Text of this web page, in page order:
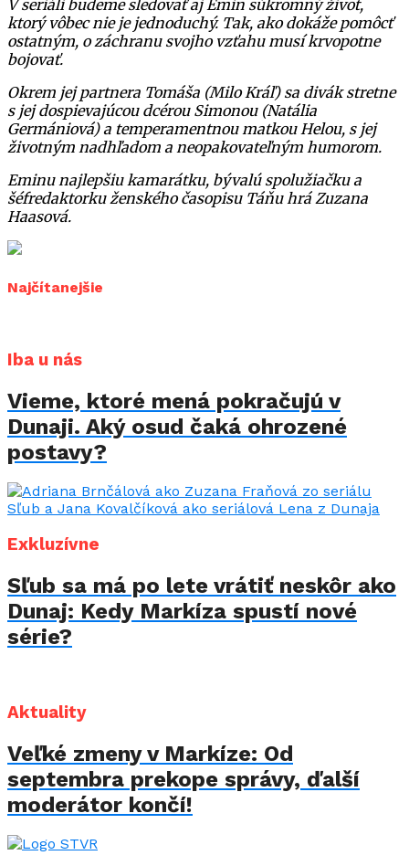
V seriáli budeme sledovať aj Emin súkromný život,
ktorý vôbec nie je jednoduchý. Tak, ako dokáže pomôcť
ostatným, o záchranu svojho vzťahu musí krvopotne
bojovať.
Okrem jej partnera Tomáša (Milo Kráľ) sa divák stretne
s jej dospievajúcou dcérou Simonou (Natália
Germániová) a temperamentnou matkou Helou, s jej
životným nadhľadom a neopakovateľným humorom.
Eminu najlepšiu kamarátku, bývalú spolužiačku a
šéfredaktorku ženského časopisu Táňu hrá Zuzana
Haasová.
Najčítanejšie
Iba u nás
Vieme, ktoré mená pokračujú v
Dunaji. Aký osud čaká ohrozené
postavy?
Exkluzívne
Sľub sa má po lete vrátiť neskôr ako
Dunaj: Kedy Markíza spustí nové
série?
Aktuality
Veľké zmeny v Markíze: Od
septembra prekope správy, ďalší
moderátor končí!